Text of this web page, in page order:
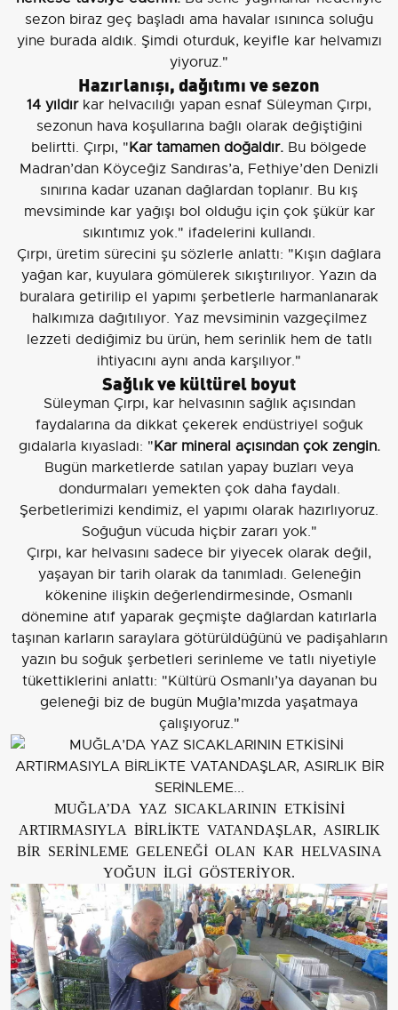
sezon biraz geç başladı ama havalar ısınınca soluğu
yine burada aldık. Şimdi oturduk, keyifle kar helvamızı
yiyoruz."
Hazırlanışı, dağıtımı ve sezon
14 yıldırkar helvacılığı yapan esnaf Süleyman Çırpı,
sezonun hava koşullarına bağlı olarak değiştiğini
belirtti. Çırpı, "Kar tamamen doğaldır. Bu bölgede
Madran’dan Köyceğiz Sandıras’a, Fethiye’den Denizli
sınırına kadar uzanan dağlardan toplanır. Bu kış
mevsiminde kar yağışı bol olduğu için çok şükür kar
sıkıntımız yok." ifadelerini kullandı.
Çırpı, üretim sürecini şu sözlerle anlattı: "Kışın dağlara
yağan kar, kuyulara gömülerek sıkıştırılıyor. Yazın da
buralara getirilip el yapımı şerbetlerle harmanlanarak
halkımıza dağıtılıyor. Yaz mevsiminin vazgeçilmez
lezzeti dediğimiz bu ürün, hem serinlik hem de tatlı
ihtiyacını aynı anda karşılıyor."
Sağlık ve kültürel boyut
Süleyman Çırpı, kar helvasının sağlık açısından
faydalarına da dikkat çekerek endüstriyel soğuk
gıdalarla kıyasladı: "Kar mineral açısından çok zengin.
Bugün marketlerde satılan yapay buzları veya
dondurmaları yemekten çok daha faydalı.
Şerbetlerimizi kendimiz, el yapımı olarak hazırlıyoruz.
Soğuğun vücuda hiçbir zararı yok."
Çırpı, kar helvasını sadece bir yiyecek olarak değil,
yaşayan bir tarih olarak da tanımladı. Geleneğin
kökenine ilişkin değerlendirmesinde, Osmanlı
dönemine atıf yaparak geçmişte dağlardan katırlarla
taşınan karların saraylara götürüldüğünü ve padişahların
yazın bu soğuk şerbetleri serinleme ve tatlı niyetiyle
tükettiklerini anlattı: "Kültürü Osmanlı’ya dayanan bu
geleneği biz de bugün Muğla’mızda yaşatmaya
çalışıyoruz."
MUĞLA’DA YAZ SICAKLARININ ETKİSİNİ
ARTIRMASIYLA BİRLİKTE VATANDAŞLAR, ASIRLIK
BİR SERİNLEME GELENEĞİ OLAN KAR HELVASINA
YOĞUN İLGİ GÖSTERİYOR.